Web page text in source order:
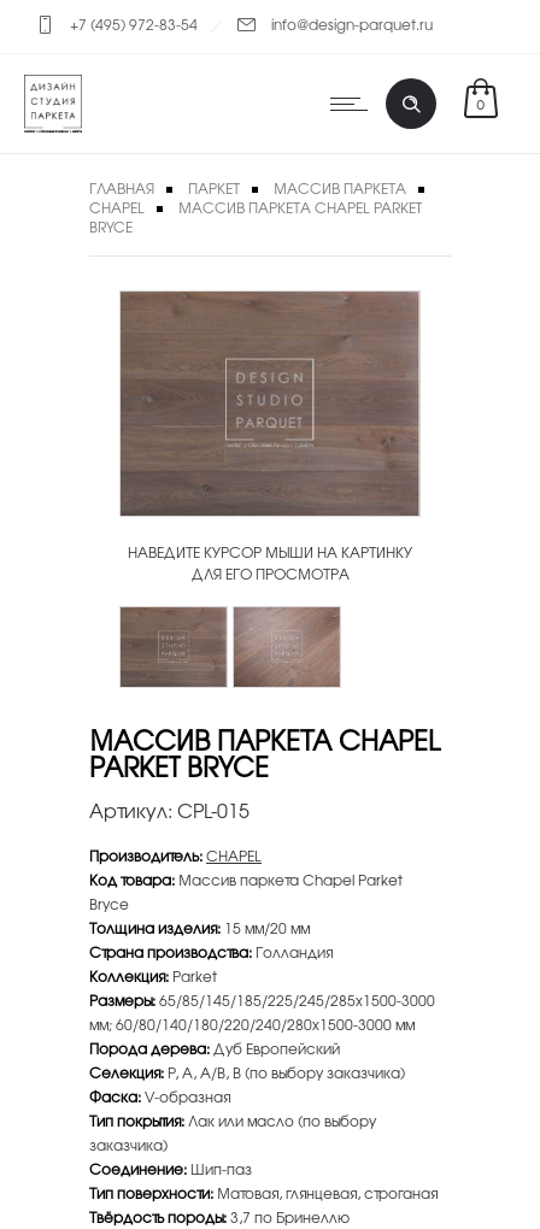
+7 (495) 972-83-54 info@design-parquet.ru
0
ГЛАВНАЯ ПАРКЕТ
МАССИВ ПАРКЕТА
CHAPEL
МАССИВ ПАРКЕТА CHAPEL PARKET
BRYCE
НАВЕДИТЕ КУРСОР МЫШИ НА КАРТИНКУ
ДЛЯ ЕГО ПРОСМОТРА
МАССИВ ПАРКЕТА CHAPEL
PARKET BRYCE
Артикул: CPL-015
Производитель:CHAPEL
Код товара: Массив паркета Chapel Parket
Bryce
Толщина изделия: 15 мм/20 мм
Страна производства: Голландия
Коллекция: Parket
Размеры:65/85/145/185/225/245/285x1500-3000
мм; 60/80/140/180/220/240/280x1500-3000 мм
Порода дерева:Дуб Европейский
Селекция: P, A, A/B, B (по выбору заказчика)
Фаска:V-образная
Тип покрытия:Лак или масло (по выбору
заказчика)
Соединение: Шип-паз
Тип поверхности: Матовая, глянцевая, строганая
Твёрдость породы:3,7 по Бринеллю